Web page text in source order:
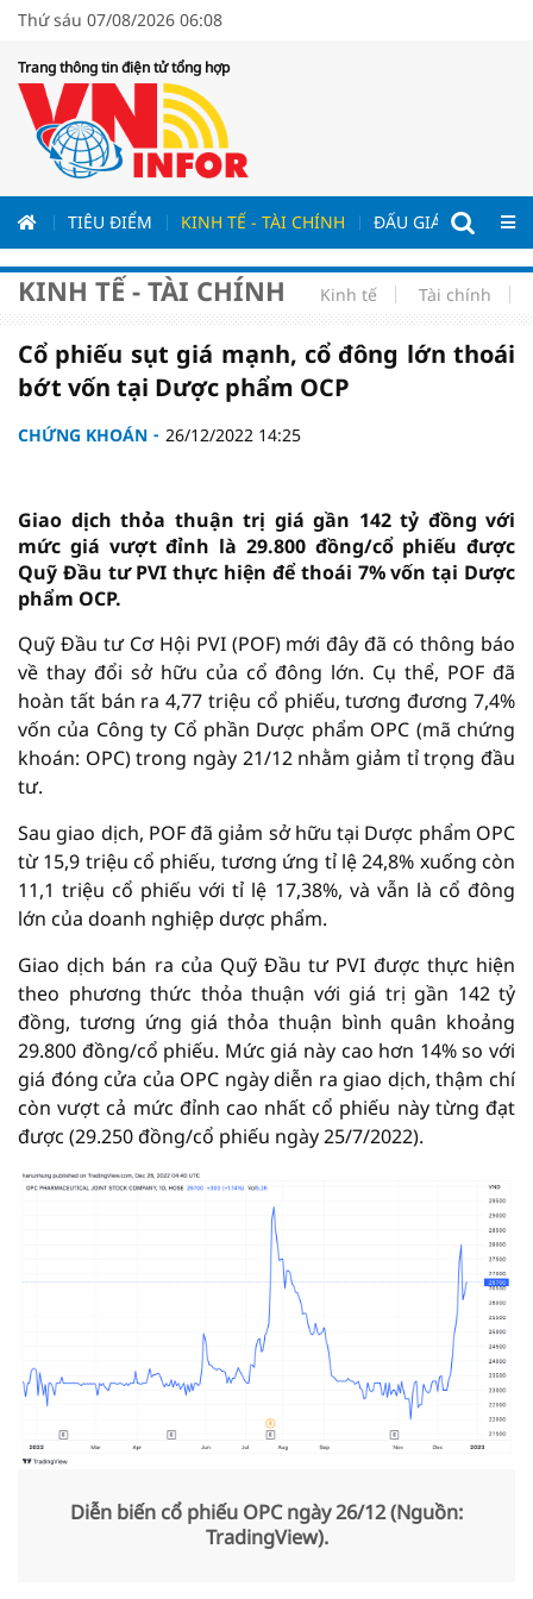
Thứ sáu 07/08/2026 06:08
Trang thông tin điện tử tổng hợp
TIÊU ĐIỂM KINH TẾ - TÀI CHÍNH ĐẤU GIÁ - ĐẤU
KINH TẾ - TÀI CHÍNH Kinh tế Tài chính
Cổ phiếu sụt giá mạnh, cổ đông lớn thoái
bớt vốn tại Dược phẩm OCP
CHỨNG KHOÁN 26/12/2022 14:25
Giao dịch thỏa thuận trị giá gần 142 tỷ đồng với
mức giá vượt đỉnh là 29.800 đồng/cổ phiếu được
Quỹ Đầu tư PVI thực hiện để thoái 7% vốn tại Dược
phẩm OCP.
Quỹ Đầu tư Cơ Hội PVI (POF) mới đây đã có thông báo
về thay đổi sở hữu của cổ đông lớn. Cụ thể, POF đã
hoàn tất bán ra 4,77 triệu cổ phiếu, tương đương 7,4%
vốn của Công ty Cổ phần Dược phẩm OPC (mã chứng
khoán: OPC) trong ngày 21/12 nhằm giảm tỉ trọng đầu
tư.
Sau giao dịch, POF đã giảm sở hữu tại Dược phẩm OPC
từ 15,9 triệu cổ phiếu, tương ứng tỉ lệ 24,8% xuống còn
11,1 triệu cổ phiếu với tỉ lệ 17,38%, và vẫn là cổ đông
lớn của doanh nghiệp dược phẩm.
Giao dịch bán ra của Quỹ Đầu tư PVI được thực hiện
theo phương thức thỏa thuận với giá trị gần 142 tỷ
đồng, tương ứng giá thỏa thuận bình quân khoảng
29.800 đồng/cổ phiếu. Mức giá này cao hơn 14% so với
giá đóng cửa của OPC ngày diễn ra giao dịch, thậm chí
còn vượt cả mức đỉnh cao nhất cổ phiếu này từng đạt
được (29.250 đồng/cổ phiếu ngày 25/7/2022).
Diễn biến cổ phiếu OPC ngày 26/12 (Nguồn:
TradingView).